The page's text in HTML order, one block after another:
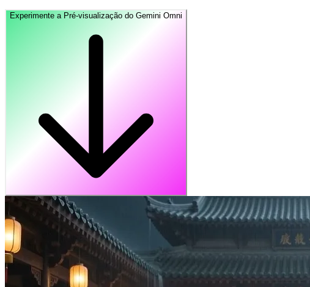
Experimente a Pré-visualização do Gemini Omni